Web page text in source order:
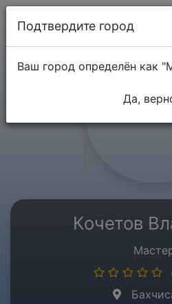
Кочетов
Подтвердите город
Ваш город определён как
Да,